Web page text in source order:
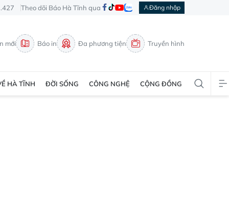
Theo dõi Báo Hà Tĩnh qua Đăng nhập
mới Báo in Đa phương tiện Truyền hình
HÀ TĨNH ĐỜI SỐNG CÔNG NGHỆ CỘNG ĐỒNG